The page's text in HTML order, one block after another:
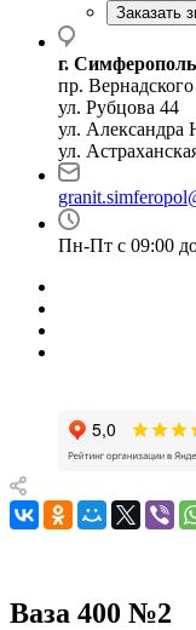
Заказать
г. Симферополь
пр.
ул. Рубцова 44
ул. Александра
ул.
Пн-Пт с 09:00
Ваза 400 №2